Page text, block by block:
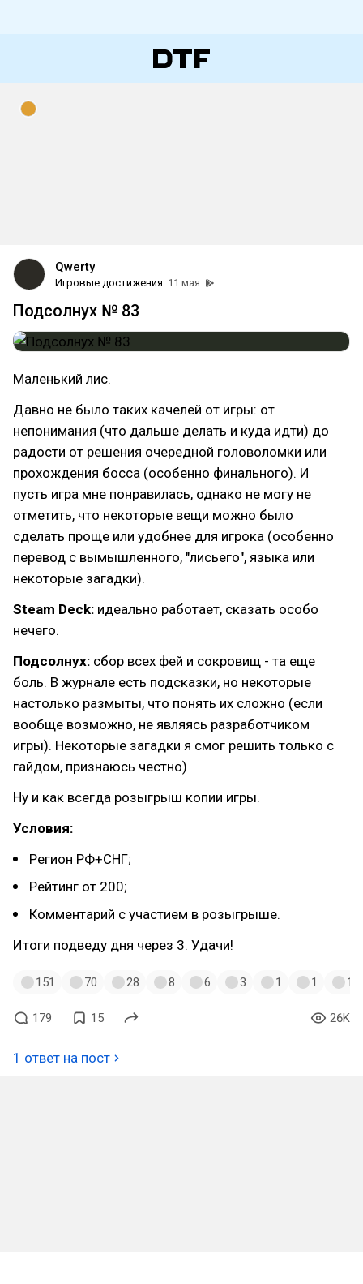
Qwerty
Игровые достижения 11 мая
Подсолнух № 83
Маленький лис.
Давно не было таких качелей от игры: от
непонимания (что дальше делать и куда идти) до
радости от решения очередной головоломки или
прохождения босса (особенно финального). И
пусть игра мне понравилась, однако не могу не
отметить, что некоторые вещи можно было
сделать проще или удобнее для игрока (особенно
перевод с вымышленного, "лисьего", языка или
некоторые загадки).
Steam Deck: идеально работает, сказать особо
нечего.
Подсолнух: сбор всех фей и сокровищ - та еще
боль. В журнале есть подсказки, но некоторые
настолько размыты, что понять их сложно (если
вообще возможно, не являясь разработчиком
игры). Некоторые загадки я смог решить только с
гайдом, признаюсь честно)
Ну и как всегда розыгрыш копии игры.
Условия:
Регион РФ+СНГ;
Рейтинг от 200;
Комментарий с участием в розыгрыше.
Итоги подведу дня через 3. Удачи!
151 70 28 8 6 3 1 1 1
179 15 26K
1 ответ на пост